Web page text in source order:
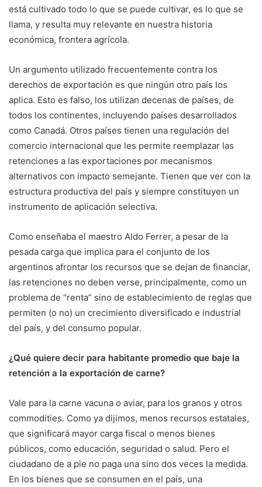
está cultivado todo lo que se puede cultivar, es lo que se
llama, y resulta muy relevante en nuestra historia
económica, frontera agrícola.
Un argumento utilizado frecuentemente contra los
derechos de exportación es que ningún otro país los
aplica. Esto es falso, los utilizan decenas de países, de
todos los continentes, incluyendo países desarrollados
como Canadá. Otros países tienen una regulación del
comercio internacional que les permite reemplazar las
retenciones a las exportaciones por mecanismos
alternativos con impacto semejante. Tienen que ver con la
estructura productiva del país y siempre constituyen un
instrumento de aplicación selectiva.
Como enseñaba el maestro Aldo Ferrer, a pesar de la
pesada carga que implica para el conjunto de los
argentinos afrontar los recursos que se dejan de financiar,
las retenciones no deben verse, principalmente, como un
problema de “renta” sino de establecimiento de reglas que
permiten (o no) un crecimiento diversificado e industrial
del país, y del consumo popular.
¿Qué quiere decir para habitante promedio que baje la
retención a la exportación de carne?
Vale para la carne vacuna o aviar, para los granos y otros
commodities. Como ya dijimos, menos recursos estatales,
que significará mayor carga fiscal o menos bienes
públicos, como educación, seguridad o salud. Pero el
ciudadano de a pie no paga una sino dos veces la medida.
En los bienes que se consumen en el país, una